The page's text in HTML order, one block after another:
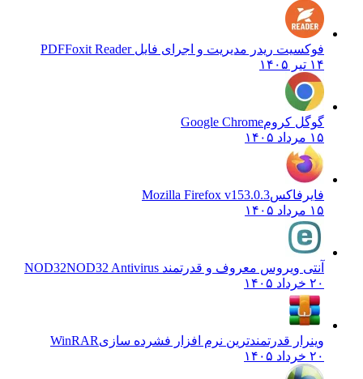
فوکسیت ریدر مدیریت و اجرای فایل PDFFoxit Reader
۱۴ تیر ۱۴۰۵
گوگل کرومGoogle Chrome
۱۵ مرداد ۱۴۰۵
فایرفاکسMozilla Firefox v153.0.3
۱۵ مرداد ۱۴۰۵
آنتی ویروس معروف و قدرتمند NOD32 NOD32 Antivirus
۲۰ خرداد ۱۴۰۵
وینرار قدرتمندترین نرم افزار فشرده سازیWinRAR
۲۰ خرداد ۱۴۰۵